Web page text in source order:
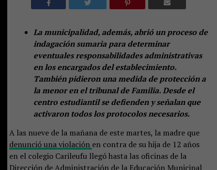
La municipalidad, además, abrió un proceso de
indagación sumaria para determinar
eventuales responsabilidades administrativas
en los encargados del establecimiento.
También pidieron una medida de protección a
la menor en el tribunal de Familia. Desde el
centro estudiantil se defienden y señalan que
activaron todos los protocolos necesarios.
A las nueve de la mañana de este martes, la madre que
denunció una violación en contra de su hija de 12 años
en el colegio Carileufu llegó hasta las oficinas de la
Dirección de Administración de la Educación Municipal